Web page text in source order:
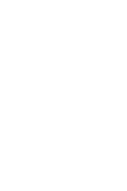
«Es una mezcla.
de que pudiese
incorporar a un
han hecho es
sobre él, tras
que siguiese cómo
tendrá ficha. Lo
aportar en el filial.